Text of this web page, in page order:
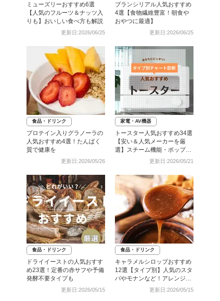
ミューズリーおすすめ6選
【人気のフルーツ＆ナッツ入
りも】おいしい食べ方も解説
更新日:2026/06/25
ブランシリアル人気おすすめ
4選【食物繊維豊富！朝食や
おやつに最適】
更新日:2026/06/25
食品・ドリンク
プロテイン入りグラノーラの
人気おすすめ4選！たんぱく
質で健康を
更新日:2026/05/26
家電・AV機器
トースター人気おすすめ34選
【安い＆人気メーカーを厳
選】スチーム機能・ポップア
更新日:2026/05/21
食品・ドリンク
ドライイーストの人気おすす
め23選！定番の赤サフや予備
発酵不要タイプも
更新日:2026/05/15
食品・ドリンク
キャラメルシロップおすすめ
12選【タイプ別】人気のスタ
バやモナンなど！アレンジレ
更新日:2026/05/15